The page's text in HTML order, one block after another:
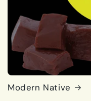
Modern Native